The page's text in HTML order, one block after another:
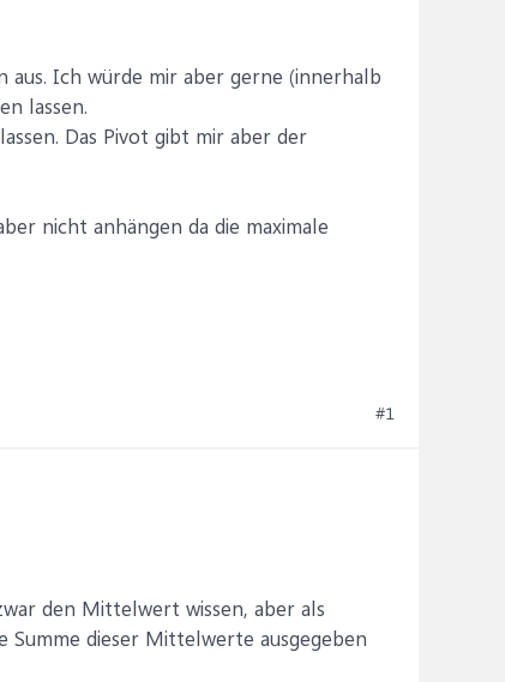
Ich würde mir aber gerne (innerhalb
lassen.
Das Pivot gibt mir aber der
nicht anhängen da die maximale
#1
den Mittelwert wissen, aber als
dieser Mittelwerte ausgegeben